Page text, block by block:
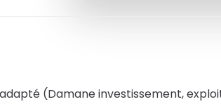
(Damane investissement,